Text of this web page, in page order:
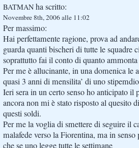
BATMAN ha scritto:
Novembre 8th, 2006 alle 11:02
Per massimo:
Hai perfettamente ragione, prova ad
guarda quanti bischeri di tutte le squadre
soprattutto fai il conto di quanto
Per me è allucinante, in una domenica le
quasi 3 anni di mensilita’ di uno
Ieri sera in un certo senso ho anticipato il
ancora non mi è stato risposto al quesito
questi soldi.
Per me la voglia di smettere di seguire il
malafede verso la Fiorentina, ma in senso
che se uno legge tutte le settimane